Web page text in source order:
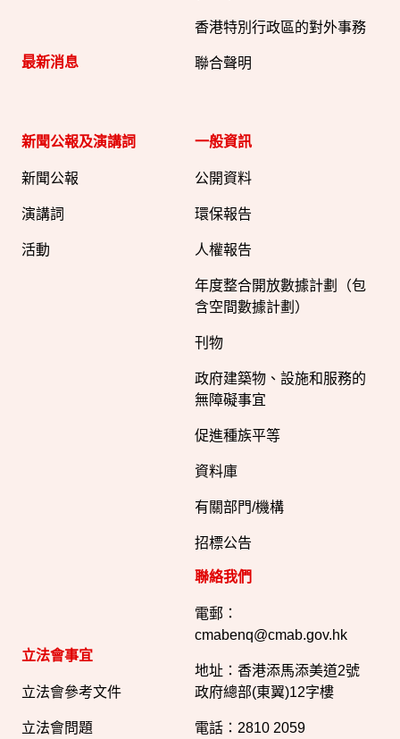
最新消息
香港特別行政區的對外事務
聯合聲明
新聞公報及演講詞
新聞公報
演講詞
活動
立法會事宜
立法會參考文件
立法會問題
一般資訊​
公開資料
環保報告
人權報告
年度整合開放數據計劃（包
含空間數據計劃）
刊物
政府建築物、設施和服務的
無障礙事宜
促進種族平等
資料庫
有關部門/機構
招標公告
聯絡我們
電郵：
cmabenq@cmab.gov.hk​
地址：香港添馬添美道2號
政府總部(東翼)12字樓
電話：2810 2059